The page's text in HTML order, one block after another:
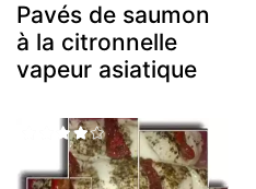
Pavés de saumon
à la citronnelle
vapeur asiatique